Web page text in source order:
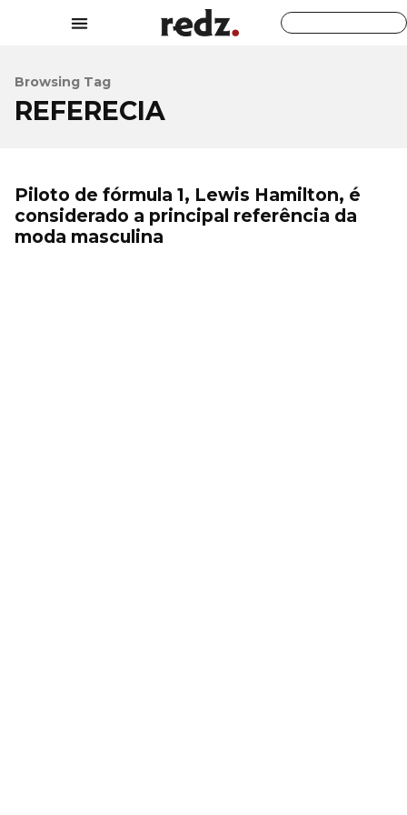
Browsing Tag
REFERECIA
Piloto de fórmula 1, Lewis Hamilton, é
considerado a principal referência da
moda masculina